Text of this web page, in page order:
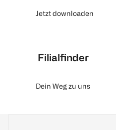
Jetzt downloaden
Filialfinder
Dein Weg zu uns